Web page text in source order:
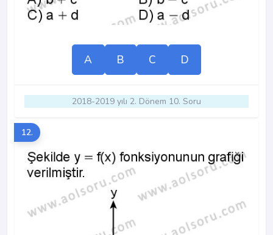
A B C D
2018-2019 yılı 2. Dönem 10. Soru
12.